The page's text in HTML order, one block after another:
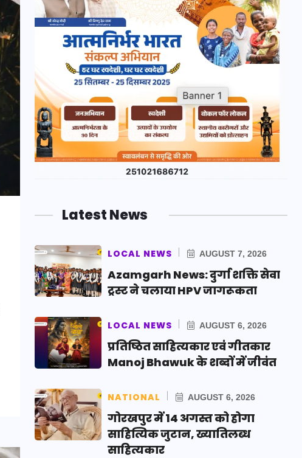
Latest News
LOCAL NEWS AUGUST 7, 2026
Azamgarh News: दुर्गा शक्ति सेवा
ट्रस्ट ने चलाया HPV जागरूकता
LOCAL NEWS AUGUST 6, 2026
प्रतिष्ठित साहित्यकार एवं गीतकार
Manoj Bhawuk के शब्दों में जीवंत
NATIONAL AUGUST 6, 2026
गोरखपुर में 14 अगस्त को होगा
साहित्यिक जुटान, ख्यातिलब्ध
साहित्यकार